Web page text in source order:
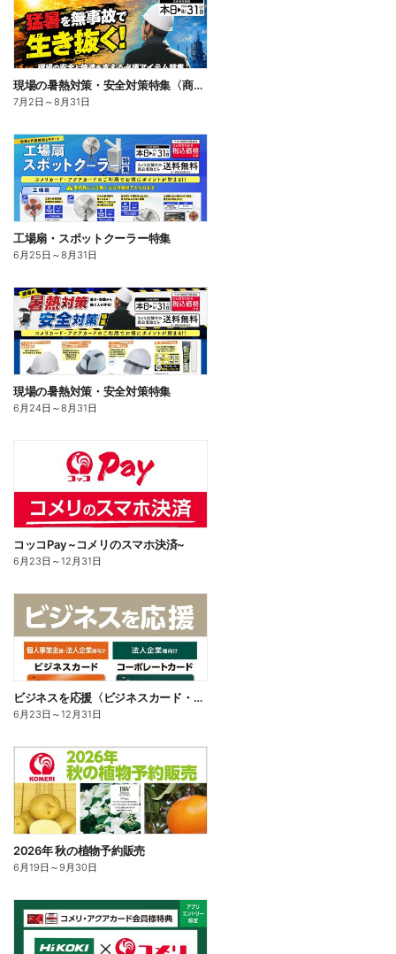
現場の暑熱対策・安全対策特集〈商品一例〉
7月2日 ～8月31日
工場扇・スポットクーラー特集
6月25日 ～8月31日
現場の暑熱対策・安全対策特集
6月24日 ～8月31日
コッコPay ~コメリのスマホ決済~
6月23日 ～12月31日
ビジネスを応援〈ビジネスカード・コーポレートカード〉
6月23日 ～12月31日
2026年 秋の植物予約販売
6月19日 ～9月30日